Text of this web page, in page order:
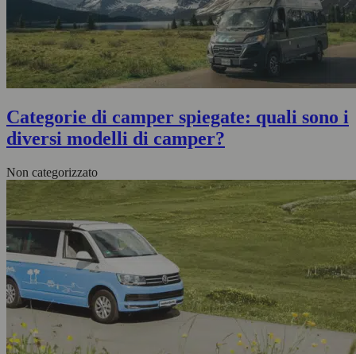
Categorie di camper spiegate: quali sono i
diversi modelli di camper?
Non categorizzato